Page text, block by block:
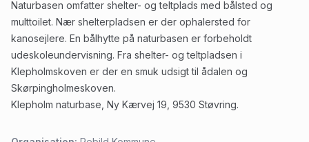
Naturbasen omfatter shelter- og teltplads med bålsted og
multtoilet. Nær shelterpladsen er der ophalersted for
kanosejlere. En bålhytte på naturbasen er forbeholdt
udeskoleundervisning. Fra shelter- og teltpladsen i
Klepholmskoven er der en smuk udsigt til ådalen og
Skørpingholmeskoven.
Klepholm naturbase, Ny Kærvej 19, 9530 Støvring.